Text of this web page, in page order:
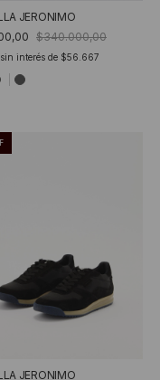
JERONIMO
$340.000,00
interés de $56.667
JERONIMO